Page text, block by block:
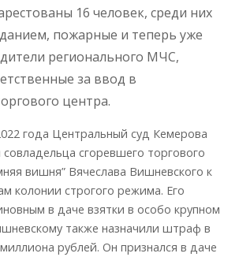
16 человек, среди них
пожарные и теперь уже
регионального МЧС,
за ввод в
центра.
года Центральный суд Кемерова
совладельца сгоревшего торгового
вишня” Вячеслава Вишневского к
колонии строгого режима. Его
в даче взятки в особо крупном
также назначили штраф в
рублей. Он признался в даче